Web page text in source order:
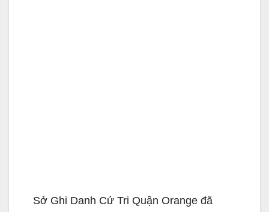
Sở Ghi Danh Cử Tri Quận Orange đã